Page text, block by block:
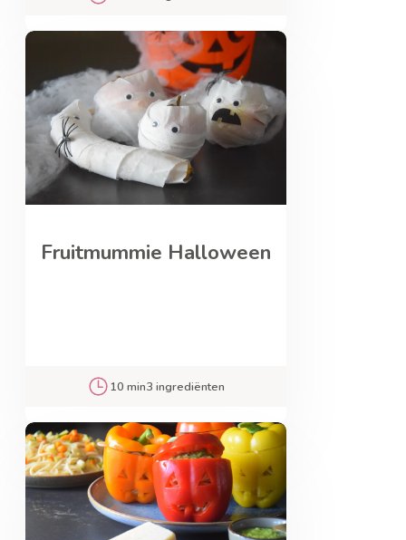
Fruitmummie Halloween
10 min3 ingrediënten